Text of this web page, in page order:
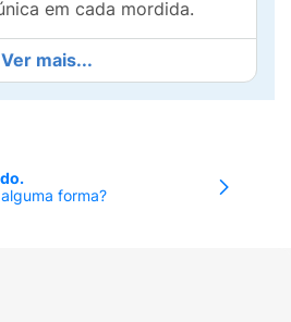
em cada mordida.
melhor! O chocolate
suavemente na boca
e fórmula mais
leite em pó, manteiga de
gordura vegetal,
Ver mais...
forma?